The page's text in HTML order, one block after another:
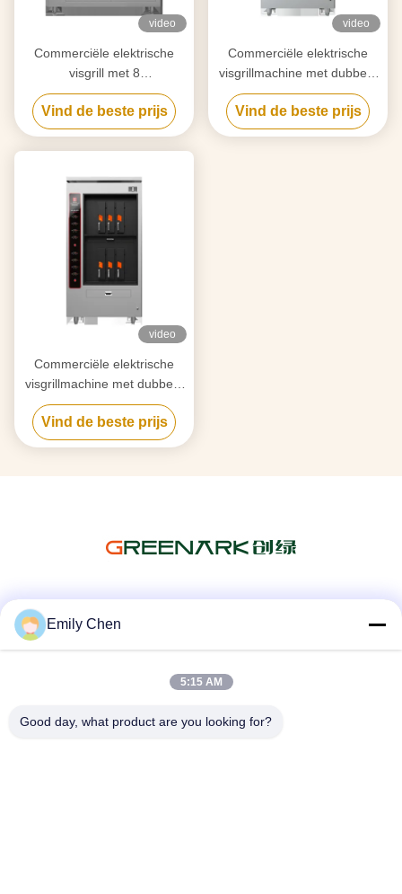
video
Commerciële elektrische
visgrill met 8
compartimenten 8 vissen
tegelijk BBQ Grill Oven
Vind de beste prijs
video
Commerciële elektrische
visgrillmachine met dubbele
laag en 4 compartimenten
Vind de beste prijs
video
Commerciële elektrische
visgrillmachine met dubbele
laag en 6 compartimenten
Vind de beste prijs
Emily Chen
5:15 AM
Good day, what product are you looking for?